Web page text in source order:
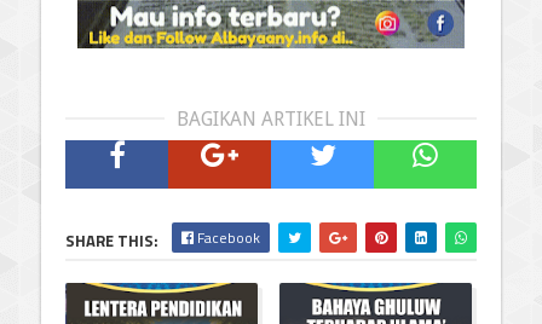
BAGIKAN ARTIKEL INI
SHARE THIS: Facebook